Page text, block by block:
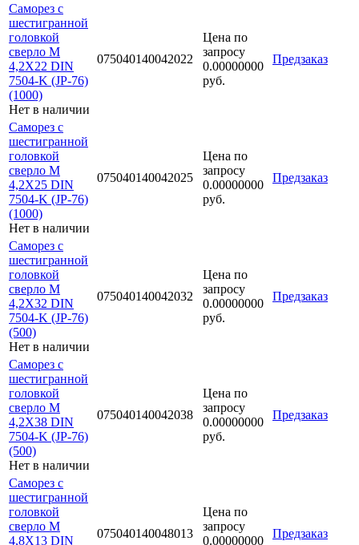
Саморез с
шестигранной
головкой
сверло М
4,2Х22 DIN
7504-K (JP-76)
(1000)
Нет в наличии
075040140042022
Цена по
запросу
0.00000000
руб.
Предзаказ
Саморез с
шестигранной
головкой
сверло М
4,2Х25 DIN
7504-K (JP-76)
(1000)
Нет в наличии
075040140042025
Цена по
запросу
0.00000000
руб.
Предзаказ
Саморез с
шестигранной
головкой
сверло М
4,2Х32 DIN
7504-K (JP-76)
(500)
Нет в наличии
075040140042032
Цена по
запросу
0.00000000
руб.
Предзаказ
Саморез с
шестигранной
головкой
сверло М
4,2Х38 DIN
7504-K (JP-76)
(500)
Нет в наличии
075040140042038
Цена по
запросу
0.00000000
руб.
Предзаказ
Саморез с
шестигранной
головкой
сверло М
4,8Х13 DIN
075040140048013
Цена по
запросу
0.00000000
Предзаказ